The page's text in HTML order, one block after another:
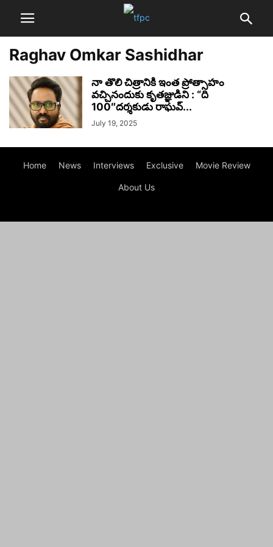
Raghav Omkar Sashidhar
నా తొలి చిత్రానికి ఇంత ప్రోత్సాహం
వచ్చినందుకు కృతజ్ఞుడిని : “ది
100″దర్శకుడు రాఘవ్...
July 19, 2025
Home News Interviews Exclusive Movie Review
About Us